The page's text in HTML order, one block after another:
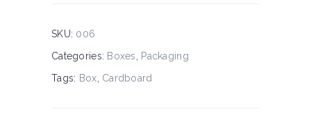
SKU: 006
Categories: Boxes
Packaging
Tags: Box Cardboard